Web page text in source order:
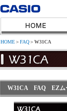
HOME＞FAQ＞W31CA
W31CA FAQ EZム